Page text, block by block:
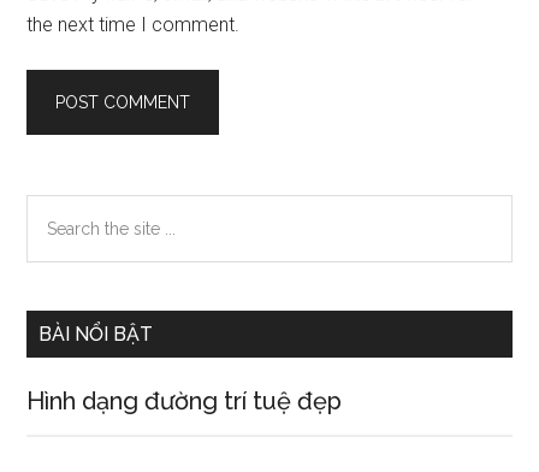
the next time I comment.
Primary
Sidebar
the
BÀI NỔI BẬT
Hình dạng đường trí tuệ đẹp